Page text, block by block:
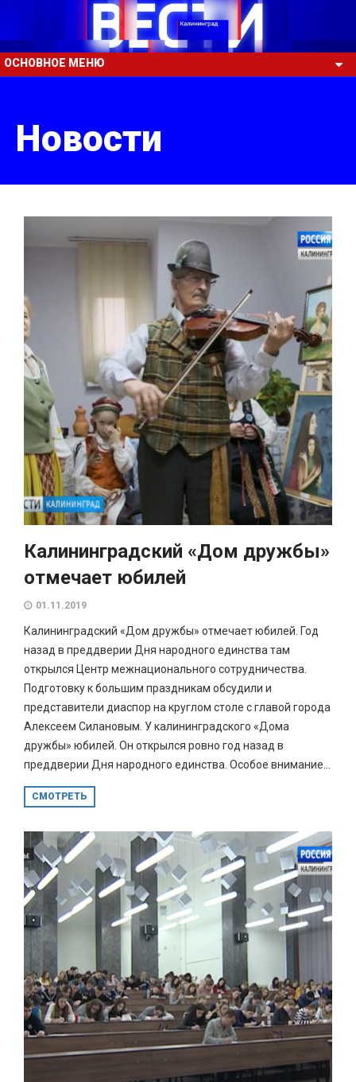
ОСНОВНОЕ МЕНЮ
Новости
Калининградский «Дом дружбы»
отмечает юбилей
01.11.2019
Калининградский «Дом дружбы» отмечает юбилей. Год
назад в преддверии Дня народного единства там
открылся Центр межнационального сотрудничества.
Подготовку к большим праздникам обсудили и
представители диаспор на круглом столе с главой города
Алексеем Силановым. У калининградского «Дома
дружбы» юбилей. Он открылся ровно год назад в
преддверии Дня народного единства. Особое внимание...
СМОТРЕТЬ